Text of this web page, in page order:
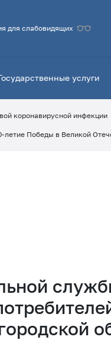
для слабовидящих
услуги
коронавирусной инфекции
летие Победы в Великой